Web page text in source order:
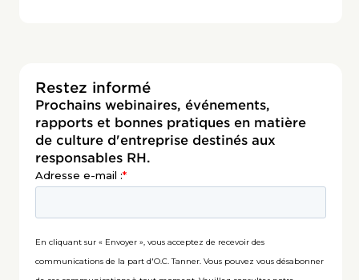
Restez informé
Prochains webinaires, événements,
rapports et bonnes pratiques en matière
de culture d'entreprise destinés aux
responsables RH.